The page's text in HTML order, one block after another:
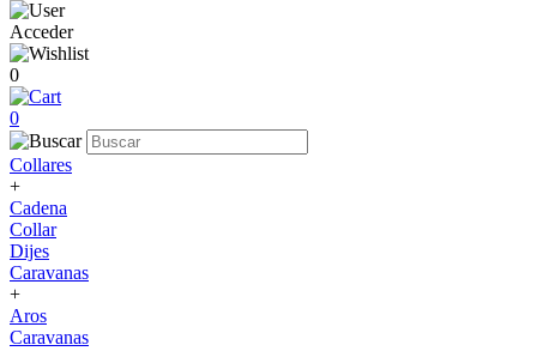
Acceder
0
0
Collares
+
Cadena
Collar
Dijes
Caravanas
+
Aros
Caravanas